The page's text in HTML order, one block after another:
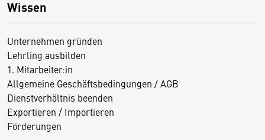
Wissen
Unternehmen gründen
Lehrling ausbilden
1. Mitarbeiter:in
Allgemeine Geschäftsbedingungen / AGB
Dienstverhältnis beenden
Exportieren / Importieren
Förderungen